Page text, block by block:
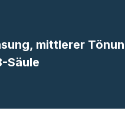
mittlerer
Säule